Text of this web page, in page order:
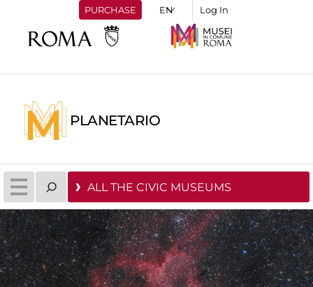
PURCHASE Log In
PLANETARIO
ALL THE CIVIC MUSEUMS